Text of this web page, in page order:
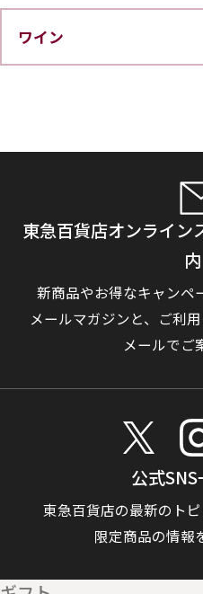
ワイン
東急百貨店オンライン
内
新商品やお得なキャンペ
メールマガジンと、 ご利
メールでご
公式SNS
東急百貨店の最新のト
限定商品の情報